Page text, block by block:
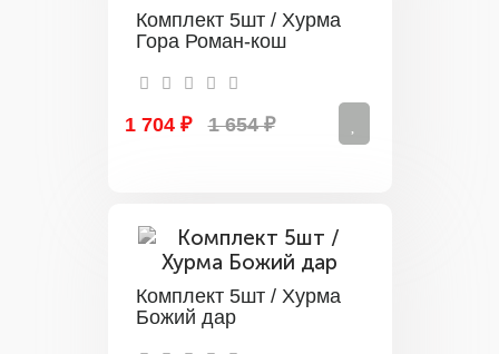
Комплект 5шт / Хурма
Гора Роман-кош
1 704 ₽ 1 654 ₽
Комплект 5шт / Хурма
Божий дар